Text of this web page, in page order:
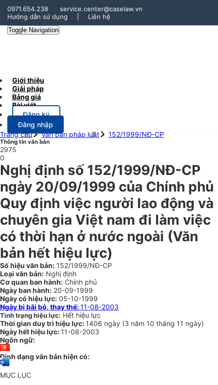
0971.654.238
service.center@caselaw.vn
Hướng dẫn sử dụng
Liên hệ
Toggle Navigation
Giới thiệu
Giải pháp
Bảng giá
Bài viết
Đăng ký
Đăng nhập
Trang chủ
Văn bản pháp luật 152/1999/NĐ-CP
Thông tin văn bản
2975
0
Nghị định số 152/1999/NĐ-CP
ngày 20/09/1999 của Chính phủ
Quy định việc người lao động và
chuyên gia Việt nam đi làm việc
có thời hạn ở nước ngoài (Văn
bản hết hiệu lực)
Số hiệu văn bản: 152/1999/NĐ-CP
Loại văn bản: Nghị định
Cơ quan ban hành: Chính phủ
Ngày ban hành: 20-09-1999
Ngày có hiệu lực: 05-10-1999
Ngày bị bãi bỏ, thay thế:11-08-2003
Tình trạng hiệu lực: Hết hiệu lực
Thời gian duy trì hiệu lực: 1406 ngày (3 năm 10 tháng 11 ngày)
Ngày hết hiệu lực: 11-08-2003
Ngôn ngữ:
Định dạng văn bản hiện có:
MỤC LỤC